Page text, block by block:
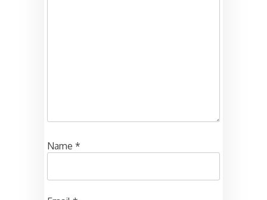
Name *